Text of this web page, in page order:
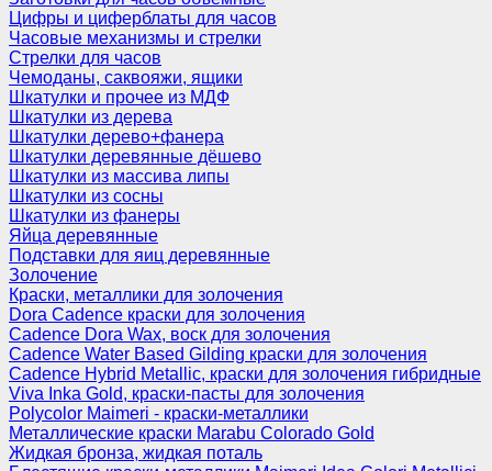
Цифры и циферблаты для часов
Часовые механизмы и стрелки
Стрелки для часов
Чемоданы, саквояжи, ящики
Шкатулки и прочее из МДФ
Шкатулки из дерева
Шкатулки дерево+фанера
Шкатулки деревянные дёшево
Шкатулки из массива липы
Шкатулки из сосны
Шкатулки из фанеры
Яйца деревянные
Подставки для яиц деревянные
Золочение
Краски, металлики для золочения
Dora Cadence краски для золочения
Cadence Dora Wax, воск для золочения
Cadence Water Based Gilding краски для золочения
Cadence Hybrid Metallic, краски для золочения гибридные
Viva Inka Gold, краски-пасты для золочения
Polycolor Maimeri - краски-металлики
Металлические краски Marabu Colorado Gold
Жидкая бронза, жидкая поталь